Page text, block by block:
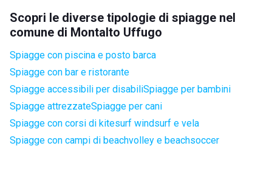
Scopri le diverse tipologie di spiagge nel
comune di Montalto Uffugo
Spiagge con piscina e posto barca
Spiagge con bar e ristorante
Spiagge accessibili per disabiliSpiagge per bambini
Spiagge attrezzateSpiagge per cani
Spiagge con corsi di kitesurf windsurf e vela
Spiagge con campi di beachvolley e beachsoccer